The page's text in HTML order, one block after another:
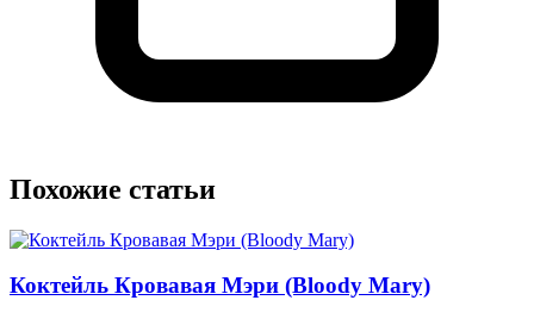
Похожие статьи
Коктейль Кровавая Мэри (Bloody Mary)